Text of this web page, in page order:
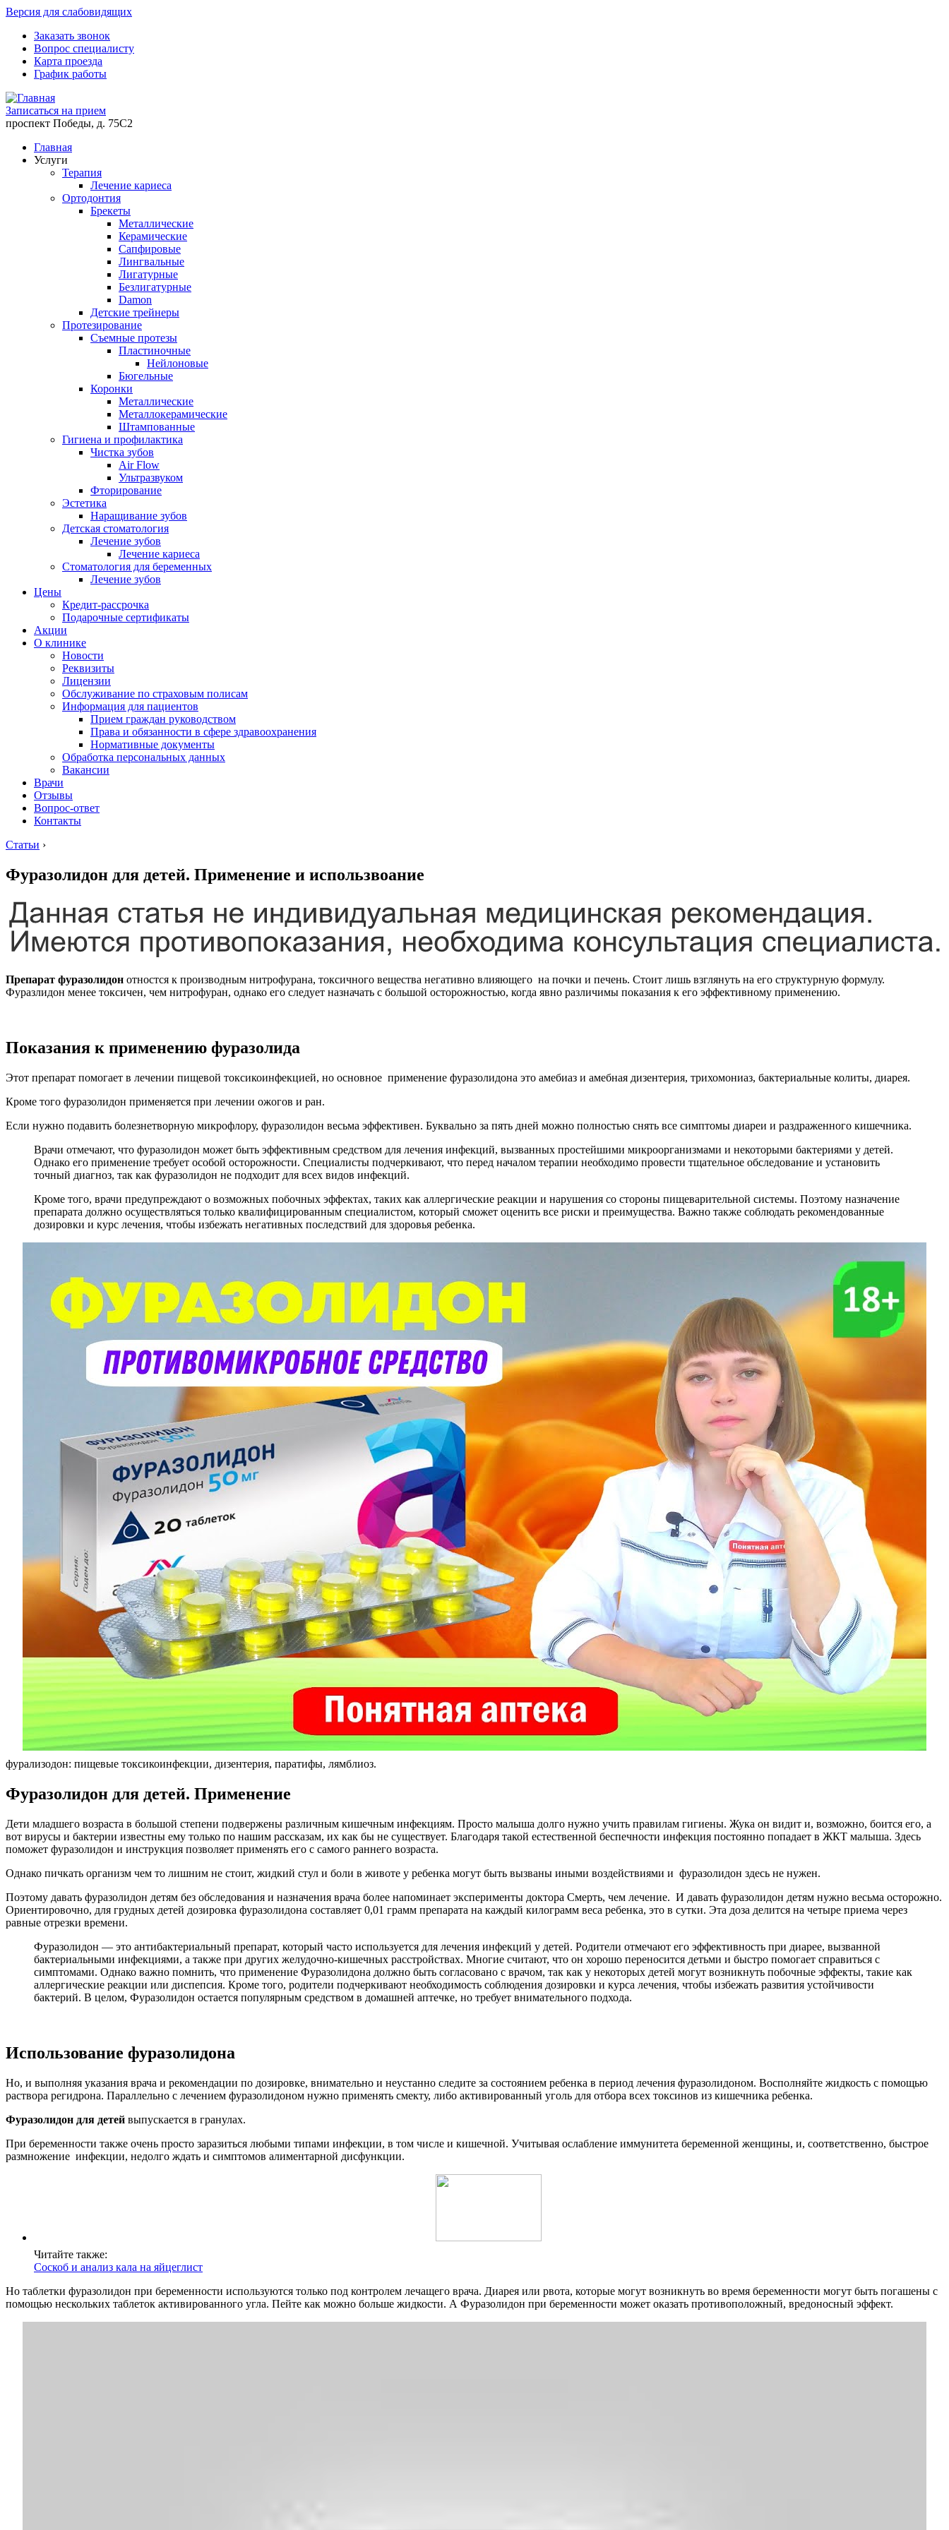
Версия для слабовидящих
Заказать звонок
Вопрос специалисту
Карта проезда
График работы
Записаться на прием
проспект Победы, д. 75C2
Главная
Услуги
Терапия
Лечение кариеса
Ортодонтия
Брекеты
Металлические
Керамические
Cапфировые
Лингвальные
Лигатурные
Безлигатурные
Damon
Детские трейнеры
Протезирование
Съемные протезы
Пластиночные
Нейлоновые
Бюгельные
Коронки
Металлические
Металлокерамические
Штампованные
Гигиена и профилактика
Чистка зубов
Air Flow
Ультразвуком
Фторирование
Эстетика
Наращивание зубов
Детская стоматология
Лечение зубов
Лечение кариеса
Стоматология для беременных
Лечение зубов
Цены
Кредит-рассрочка
Подарочные сертификаты
Акции
О клинике
Новости
Реквизиты
Лицензии
Обслуживание по страховым полисам
Информация для пациентов
Прием граждан руководством
Права и обязанности в сфере здравоохранения
Нормативные документы
Обработка персональных данных
Вакансии
Врачи
Отзывы
Вопрос-ответ
Контакты
Статьи ›
Фуразолидон для детей. Применение и использвоание
Препарат фуразолидон отностся к производным нитрофурана, токсичного вещества негативно влияющего на почки и печень. Стоит лишь взглянуть на его структурную формулу.
Фуразлидон менее токсичен, чем нитрофуран, однако его следует назначать с большой осторожностью, когда явно различимы показания к его эффективному применению.
Показания к применению фуразолида
Этот препарат помогает в лечении пищевой токсикоинфекцией, но основное применение фуразолидона это амебиаз и амебная дизентерия, трихомониаз, бактериальные колиты, диарея.
Кроме того фуразолидон применяется при лечении ожогов и ран.
Если нужно подавить болезнетворную микрофлору, фуразолидон весьма эффективен. Буквально за пять дней можно полностью снять все симптомы диареи и раздраженного кишечника.
Врачи отмечают, что фуразолидон может быть эффективным средством для лечения инфекций, вызванных простейшими микроорганизмами и некоторыми бактериями у детей.
Однако его применение требует особой осторожности. Специалисты подчеркивают, что перед началом терапии необходимо провести тщательное обследование и установить
точный диагноз, так как фуразолидон не подходит для всех видов инфекций.
Кроме того, врачи предупреждают о возможных побочных эффектах, таких как аллергические реакции и нарушения со стороны пищеварительной системы. Поэтому назначение
препарата должно осуществляться только квалифицированным специалистом, который сможет оценить все риски и преимущества. Важно также соблюдать рекомендованные
дозировки и курс лечения, чтобы избежать негативных последствий для здоровья ребенка.
фурализодон: пищевые токсикоинфекции, дизентерия, паратифы, лямблиоз.
Фуразолидон для детей. Применение
Дети младшего возраста в большой степени подвержены различным кишечным инфекциям. Просто малыша долго нужно учить правилам гигиены. Жука он видит и, возможно, боится его, а
вот вирусы и бактерии известны ему только по нашим рассказам, их как бы не существует. Благодаря такой естественной беспечности инфекция постоянно попадает в ЖКТ малыша. Здесь
поможет фуразолидон и инструкция позволяет применять его с самого раннего возраста.
Однако пичкать организм чем то лишним не стоит, жидкий стул и боли в животе у ребенка могут быть вызваны иными воздействиями и фуразолидон здесь не нужен.
Поэтому давать фуразолидон детям без обследования и назначения врача более напоминает эксперименты доктора Смерть, чем лечение. И давать фуразолидон детям нужно весьма осторожно.
Ориентировочно, для грудных детей дозировка фуразолидона составляет 0,01 грамм препарата на каждый килограмм веса ребенка, это в сутки. Эта доза делится на четыре приема через
равные отрезки времени.
Фуразолидон — это антибактериальный препарат, который часто используется для лечения инфекций у детей. Родители отмечают его эффективность при диарее, вызванной
бактериальными инфекциями, а также при других желудочно-кишечных расстройствах. Многие считают, что он хорошо переносится детьми и быстро помогает справиться с
симптомами. Однако важно помнить, что применение Фуразолидона должно быть согласовано с врачом, так как у некоторых детей могут возникнуть побочные эффекты, такие как
аллергические реакции или диспепсия. Кроме того, родители подчеркивают необходимость соблюдения дозировки и курса лечения, чтобы избежать развития устойчивости
бактерий. В целом, Фуразолидон остается популярным средством в домашней аптечке, но требует внимательного подхода.
Использование фуразолидона
Но, и выполняя указания врача и рекомендации по дозировке, внимательно и неустанно следите за состоянием ребенка в период лечения фуразолидоном. Восполняйте жидкость с помощью
раствора регидрона. Параллельно с лечением фуразолидоном нужно применять смекту, либо активированный уголь для отбора всех токсинов из кишечника ребенка.
Фуразолидон для детей выпускается в гранулах.
При беременности также очень просто заразиться любыми типами инфекции, в том числе и кишечной. Учитывая ослабление иммунитета беременной женщины, и, соответственно, быстрое
размножение инфекции, недолго ждать и симптомов алиментарной дисфункции.
Читайте также:
Соскоб и анализ кала на яйцеглист
Но таблетки фуразолидон при беременности используются только под контролем лечащего врача. Диарея или рвота, которые могут возникнуть во время беременности могут быть погашены с
помощью нескольких таблеток активированного угла. Пейте как можно больше жидкости. А Фуразолидон при беременности может оказать противоположный, вредоносный эффект.